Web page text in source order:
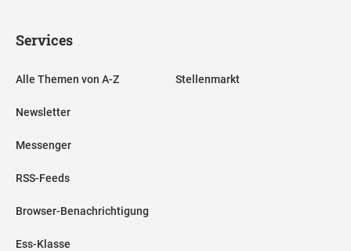
Services
Alle Themen von A-Z
Newsletter
Messenger
RSS-Feeds
Browser-Benachrichtigung
Ess-Klasse
Stellenmarkt